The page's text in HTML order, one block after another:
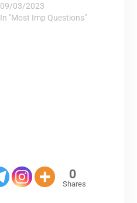
09/03/2023
In "Most Imp Questions"
0
Shares